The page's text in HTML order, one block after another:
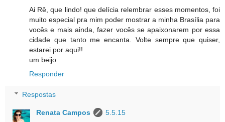
Ai Rê, que lindo! que delícia relembrar esses momentos, foi
muito especial pra mim poder mostrar a minha Brasília para
vocês e mais ainda, fazer vocês se apaixonarem por essa
cidade que tanto me encanta. Volte sempre que quiser,
estarei por aqui!!
um beijo
Responder
Respostas
Renata Campos
5.5.15